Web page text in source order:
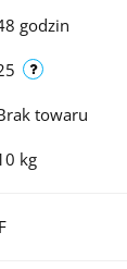
godzin
towaru
kg